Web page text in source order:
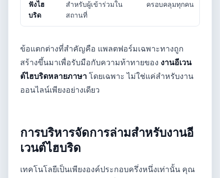
ฟังไฮ
บริด
สำหรับผู้เข้าร่วมใน
สถานที่
ครอบคลุมทุกคน
ข้อแตกต่างที่สำคัญคือ แพลตฟอร์มเฉพาะทางถูก
สร้างขึ้นมาเพื่อรับมือกับความท้าทายของ งานอีเวน
ต์ไฮบริดหลายภาษา โดยเฉพาะ ไม่ใช่แค่สำหรับงาน
ออนไลน์เพียงอย่างเดียว
การบริหารจัดการล่ามสำหรับงานอี
เวนต์ไฮบริด
เทคโนโลยีเป็นเพียงองค์ประกอบครึ่งหนึ่งเท่านั้น คุณ